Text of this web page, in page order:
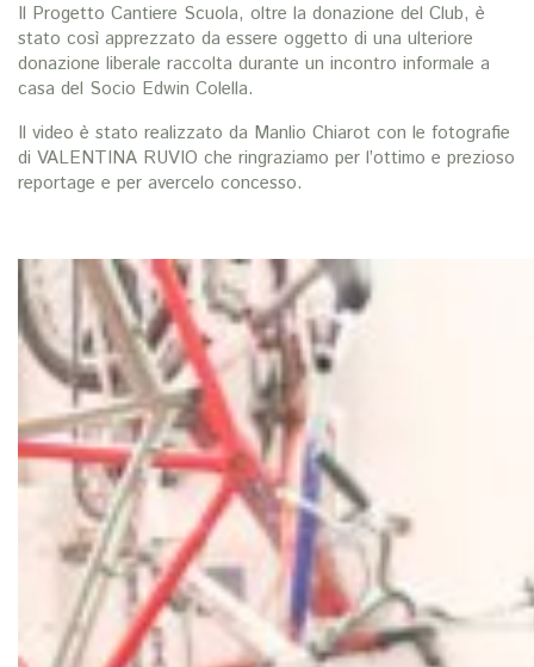
Il Progetto Cantiere Scuola, oltre la donazione del Club, è
stato così apprezzato da essere oggetto di una ulteriore
donazione liberale raccolta durante un incontro informale a
casa del Socio Edwin Colella.
Il video è stato realizzato da Manlio Chiarot con le fotografie
di VALENTINA RUVIO che ringraziamo per l’ottimo e prezioso
reportage e per avercelo concesso.